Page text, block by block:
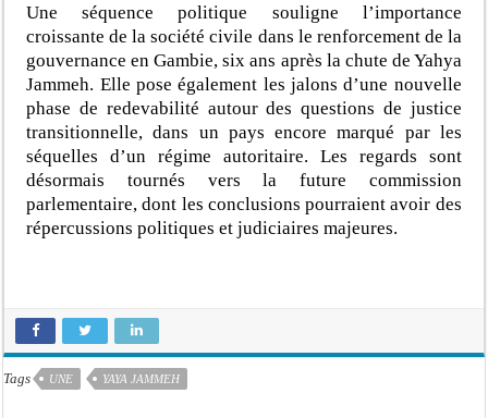
Une séquence politique souligne l’importance
croissante de la société civile dans le renforcement de la
gouvernance en Gambie, six ans après la chute de Yahya
Jammeh. Elle pose également les jalons d’une nouvelle
phase de redevabilité autour des questions de justice
transitionnelle, dans un pays encore marqué par les
séquelles d’un régime autoritaire. Les regards sont
désormais tournés vers la future commission
parlementaire, dont les conclusions pourraient avoir des
répercussions politiques et judiciaires majeures.
Tags UNE YAYA JAMMEH